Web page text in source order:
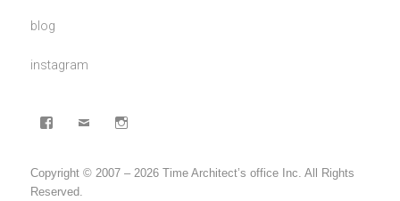
blog
instagram
facebook
mail
Copyright © 2007 – 2026 Time Architect’s office Inc. All Rights
Reserved.